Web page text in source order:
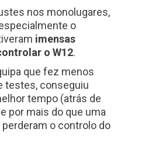
nos monolugares,
o
imensas
o W12.
que fez menos
testes, conseguiu
tempo (atrás de
por mais do que uma
o controlo do